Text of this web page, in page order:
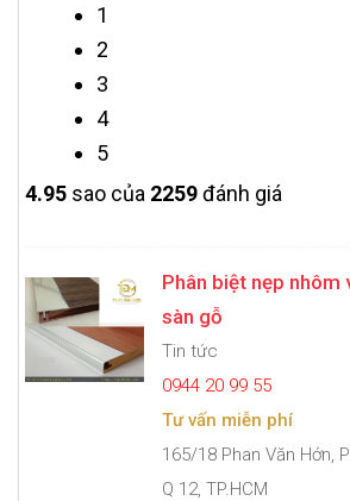
1
2
3
4
5
4.95 sao của 2259đánh giá
Phân biệt nẹp nhôm
sàn gỗ
Tin tức
0944 20 99 55
Tư vấn miễn phí
165/18 Phan Văn Hớn,
Q 12, TP.HCM